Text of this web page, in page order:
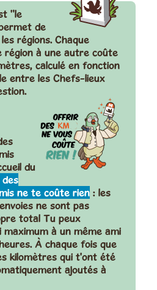
"le
de
régions. Chaque
région à une autre coûte
calculé en fonction
entre les Chefs-lieux
du
ne te coûte rien : les
ne sont pas
total Tu peux
à un même ami
À chaque fois que
kilomètres qui t'ont été
ajoutés à